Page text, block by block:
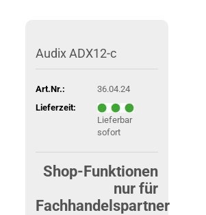
Audix ADX12-c
Art.Nr.:
36.04.24
Lieferzeit:
Lieferbar
sofort
Shop-Funktionen
nur für
Fachhandelspartner